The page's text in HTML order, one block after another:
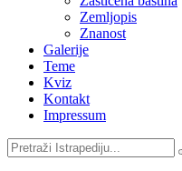
Zemljopis
Znanost
Galerije
Teme
Kviz
Kontakt
Impressum